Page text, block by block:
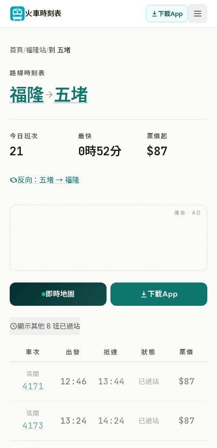
火車時刻表 下載App
首頁/福隆站/到 五堵
路線時刻表
福隆 五堵
今日班次
21
最快
0時52分
票價起
$87
反向：五堵 → 福隆
廣告 · AD
即時地圖 下載App
顯示其他 8 班已過站
車次 出發 抵達 狀態 票價
區間
4171 12:46 13:44 已過站 $87
區間
4173 13:24 14:24 已過站 $87